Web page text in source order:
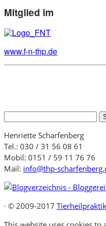
Mitglied im
www.f-n-thp.de
Henriette Scharfenberg
Tel.: 030 / 31 56 08 61
Mobil: 0151 / 59 11 76 76
Mail: info@thp-
· © 2009-2017